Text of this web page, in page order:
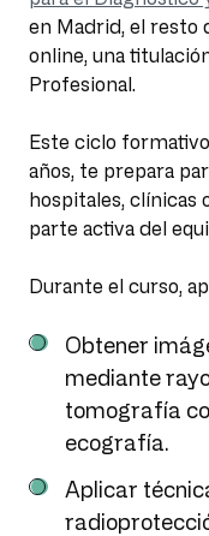
en Madrid, el resto
online, una
Profesional.
Este ciclo
años, te prepara
hospitales, clínicas
parte activa del
Durante el curso,
Obtener
mediante
tomografía
ecografía.
Aplicar